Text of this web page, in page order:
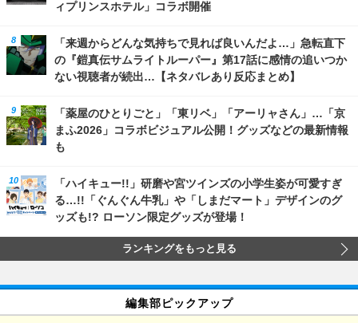
ィプリンスホテル」コラボ開催
「来週からどんな気持ちで見れば良いんだよ…」急転直下
の『鎧真伝サムライトルーパー』第17話に感情の追いつか
ない視聴者が続出…【ネタバレあり反応まとめ】
「薬屋のひとりごと」「東リベ」「アーリャさん」…「京
まふ2026」コラボビジュアル公開！グッズなどの最新情報
も
「ハイキュー!!」研磨や宮ツインズの小学生姿が可愛すぎ
る…!!「ぐんぐん牛乳」や「しまだマート」デザインのグ
ッズも!? ローソン限定グッズが登場！
ランキングをもっと見る
編集部ピックアップ